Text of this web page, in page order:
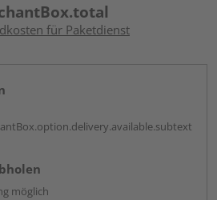
für Paketdienst
möglich